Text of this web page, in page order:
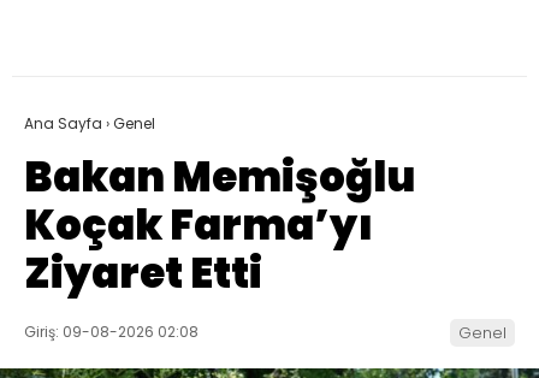
Ana Sayfa ›Genel
Bakan Memişoğlu
Koçak Farma’yı
Ziyaret Etti
Giriş: 09-08-2026 02:08 Genel